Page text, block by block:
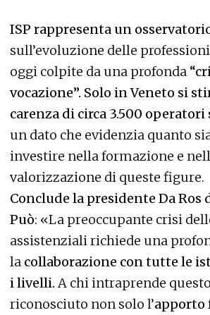
ISP rappresenta un
sull’evoluzione delle
oggi colpite da una profonda “
vocazione”. Solo in Veneto si
carenza di circa 3.500
un dato che evidenzia quanto
investire nella formazione e
valorizzazione di queste figure.
Conclude la presidente Da Ros
Può: «La preoccupante crisi
assistenziali richiede una
la collaborazione con tutte le
i livelli. A chi intraprende
riconosciuto non solo l’apporto